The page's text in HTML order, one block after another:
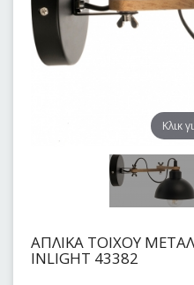
Kλικ
ΑΠΛΙΚΑ ΤΟΙΧΟΥ
INLIGHT 43382